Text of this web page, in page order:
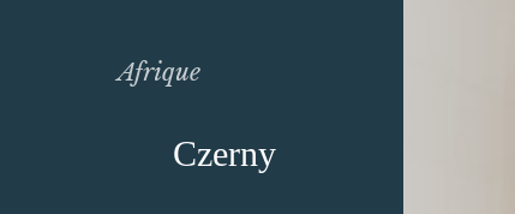
Afrique
Czerny